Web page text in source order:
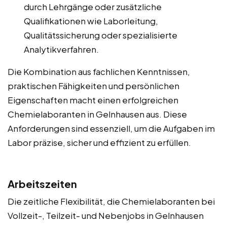
durch Lehrgänge oder zusätzliche
Qualifikationen wie Laborleitung,
Qualitätssicherung oder spezialisierte
Analytikverfahren.
Die Kombination aus fachlichen Kenntnissen,
praktischen Fähigkeiten und persönlichen
Eigenschaften macht einen erfolgreichen
Chemielaboranten in Gelnhausen aus. Diese
Anforderungen sind essenziell, um die Aufgaben im
Labor präzise, sicher und effizient zu erfüllen.
Arbeitszeiten
Die zeitliche Flexibilität, die Chemielaboranten bei
Vollzeit-, Teilzeit- und Nebenjobs in Gelnhausen